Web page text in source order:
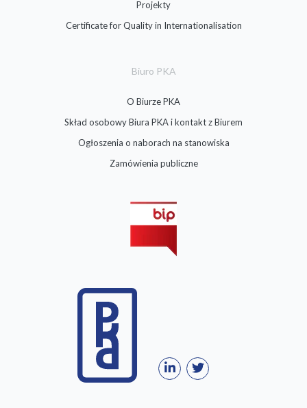
Projekty
Certificate for Quality in Internationalisation
Biuro PKA
O Biurze PKA
Skład osobowy Biura PKA i kontakt z Biurem
Ogłoszenia o naborach na stanowiska
Zamówienia publiczne